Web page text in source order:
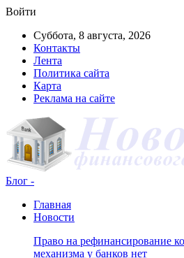
Войти
Суббота, 8 августа, 2026
Контакты
Лента
Политика сайта
Карта
Реклама на сайте
Блог -
Главная
Новости
Право на рефинансирование
механизма у банков нет